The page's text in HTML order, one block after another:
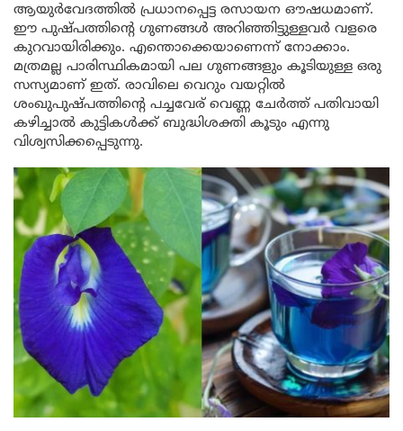
ആയുർവേദത്തിൽ പ്രധാനപ്പെട്ട രസായന ഔഷധമാണ്.
ഈ പുഷ്പത്തിന്റെ ഗുണങ്ങൾ അറിഞ്ഞിട്ടുള്ളവർ വളരെ
കുറവായിരിക്കും. എന്തൊക്കെയാണെന്ന് നോക്കാം.
മത്രമല്ല പാരിസ്ഥികമായി പല ഗുണങ്ങളും കൂടിയുള്ള ഒരു
സസ്യമാണ് ഇത്. രാവിലെ വെറും വയറ്റിൽ
ശംഖുപുഷ്പത്തിന്റെ പച്ചവേര് വെണ്ണ ചേർത്ത് പതിവായി
കഴിച്ചാൽ കുട്ടികൾക്ക് ബുദ്ധിശക്തി കൂടും എന്നു
വിശ്വസിക്കപ്പെടുന്നു.